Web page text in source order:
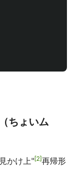
ちょいム
かけ上" 2 再帰形